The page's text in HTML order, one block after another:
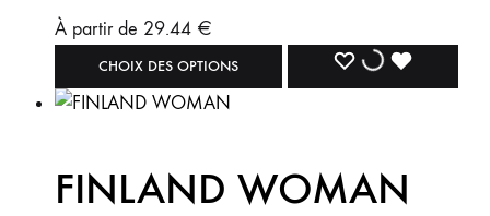
À partir de 29.44 €
CHOIX DES OPTIONS
FINLAND WOMAN